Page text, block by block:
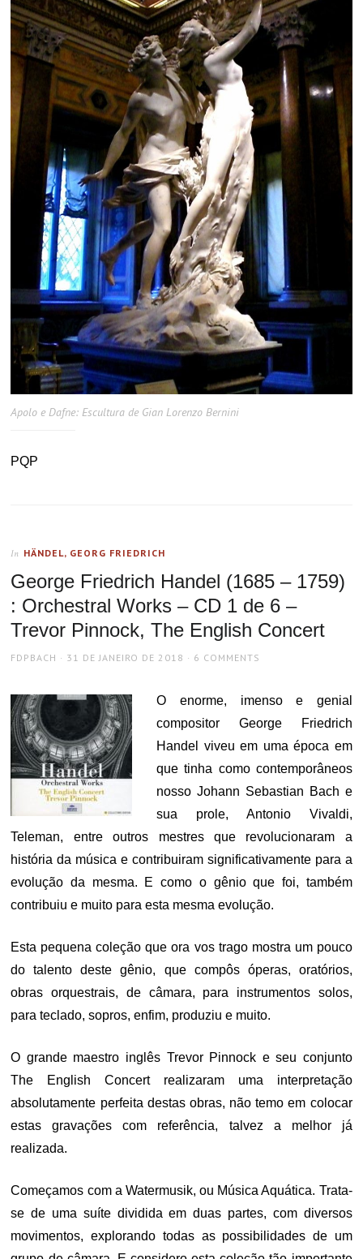
Apolo e Dafne: Escultura de Gian Lorenzo Bernini
PQP
In HÄNDEL, GEORG FRIEDRICH
George Friedrich Handel (1685 – 1759)
: Orchestral Works – CD 1 de 6 –
Trevor Pinnock, The English Concert
AUTHOR
FDPBACH
POSTED
31 DE JANEIRO DE 2018 6 COMMENTS
O enorme, imenso e genial
compositor George Friedrich
Handel viveu em uma época em
que tinha como contemporâneos
nosso Johann Sebastian Bach e
sua prole, Antonio Vivaldi,
Teleman, entre outros mestres que revolucionaram a
história da música e contribuiram significativamente para a
evolução da mesma. E como o gênio que foi, também
contribuiu e muito para esta mesma evolução.
Esta pequena coleção que ora vos trago mostra um pouco
do talento deste gênio, que compôs óperas, oratórios,
obras orquestrais, de câmara, para instrumentos solos,
para teclado, sopros, enfim, produziu e muito.
O grande maestro inglês Trevor Pinnock e seu conjunto
The English Concert realizaram uma interpretação
absolutamente perfeita destas obras, não temo em colocar
estas gravações com referência, talvez a melhor já
realizada.
Começamos com a Watermusik, ou Música Aquática. Trata-
se de uma suíte dividida em duas partes, com diversos
movimentos, explorando todas as possibilidades de um